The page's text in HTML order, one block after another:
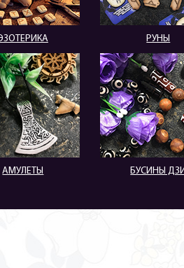
РУНЫ
АМУЛЕТЫ БУСИНЫ ДЗИ